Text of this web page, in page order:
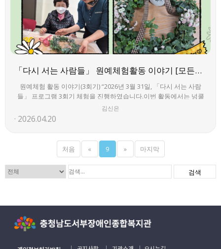
「다시 서는 사람들」 원예체험활동 이야기 [모든권익지원팀]
원예체험 활동 이야기(3회기) “2026년 3월 31일, 「다시 서는 사람
들」 프로그램 3회기 체험을 진행하였습니다.이번 활동에서는 넝쿨
리스틀에 유카리(생화)를 활용하여 리스를 만들며 자연의 향을 느끼
고, 각자의 개성을 담은 작품을 완성하는 시간을 가졌습니다.참여자
김신은
2026.04.20
처음 « 9 » 마지막
검색